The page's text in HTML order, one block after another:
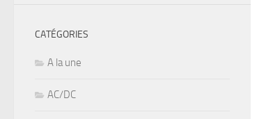
CATÉGORIES
A la une
AC/DC